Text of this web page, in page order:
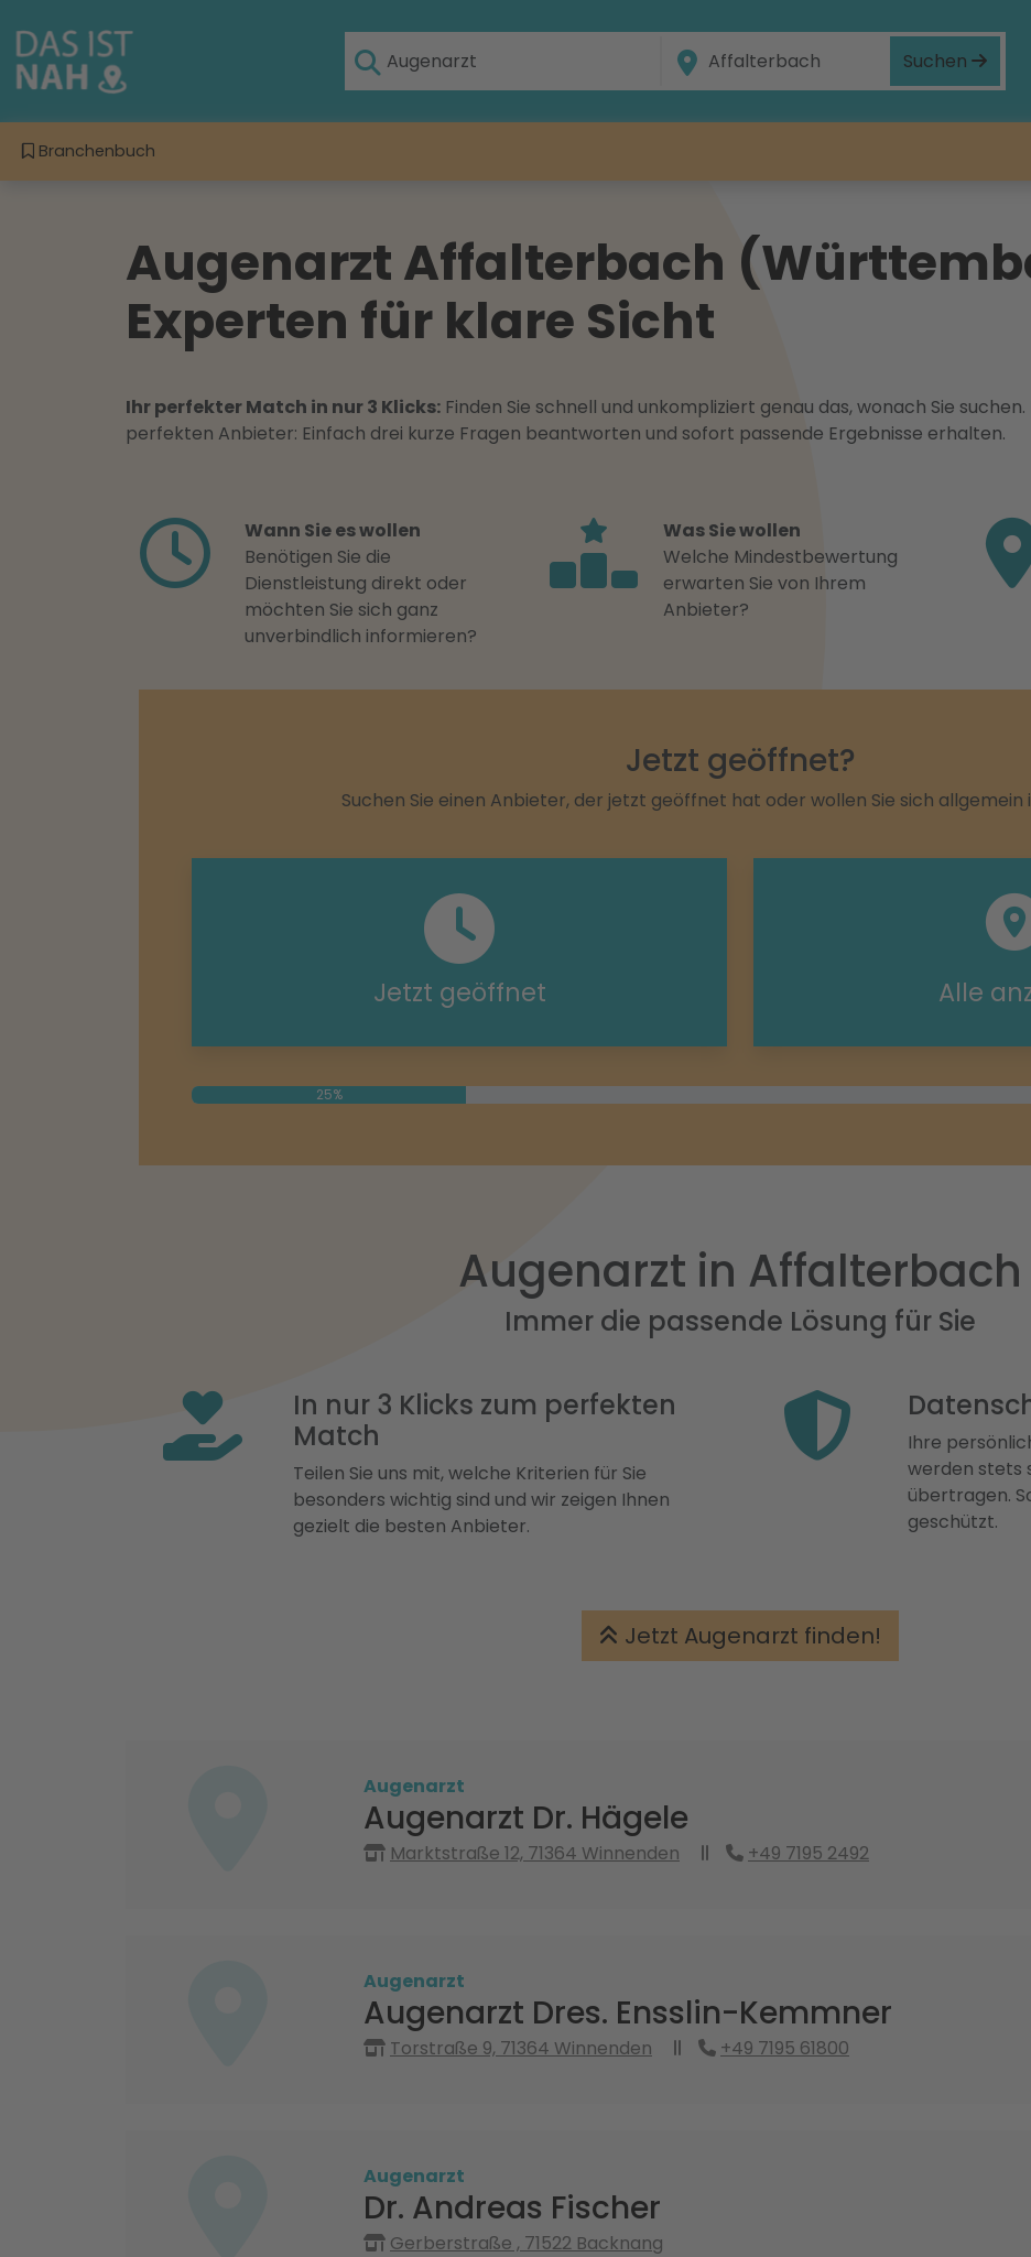
Suchen
Branchenbuch
Augenarzt Affalterbach
Experten für klare Sicht
Ihr perfekter Match in nur 3 Klicks: Finden Sie schnell und unkompliziert genau das, wonach Sie
perfekten Anbieter: Einfach drei kurze Fragen beantworten und sofort passende Ergebnisse erhalten.
Wann Sie es wollen
Benötigen Sie die
Dienstleistung direkt oder
möchten Sie sich ganz
unverbindlich informieren?
Was Sie wollen
Welche Mindestbewertung
erwarten Sie von Ihrem
Anbieter?
Jetzt geöffnet?
Suchen Sie einen Anbieter, der jetzt geöffnet hat oder wollen Sie sich
Jetzt geöffnet Alle
25%
Augenarzt in Affalterbach
Immer die passende Lösung für Sie
In nur 3 Klicks zum perfekten
Match
Teilen Sie uns mit, welche Kriterien für Sie
besonders wichtig sind und wir zeigen Ihnen
gezielt die besten Anbieter.
Ihre
werden stets
übertragen.
geschützt.
Jetzt Augenarzt finden!
Augenarzt
Augenarzt Dr. Hägele
Marktstraße 12, 71364 Winnenden +49 7195 2492
Augenarzt
Augenarzt Dres. Ensslin-Kemmner
Torstraße 9, 71364 Winnenden +49 7195 61800
Augenarzt
Dr. Andreas Fischer
Gerberstraße , 71522 Backnang